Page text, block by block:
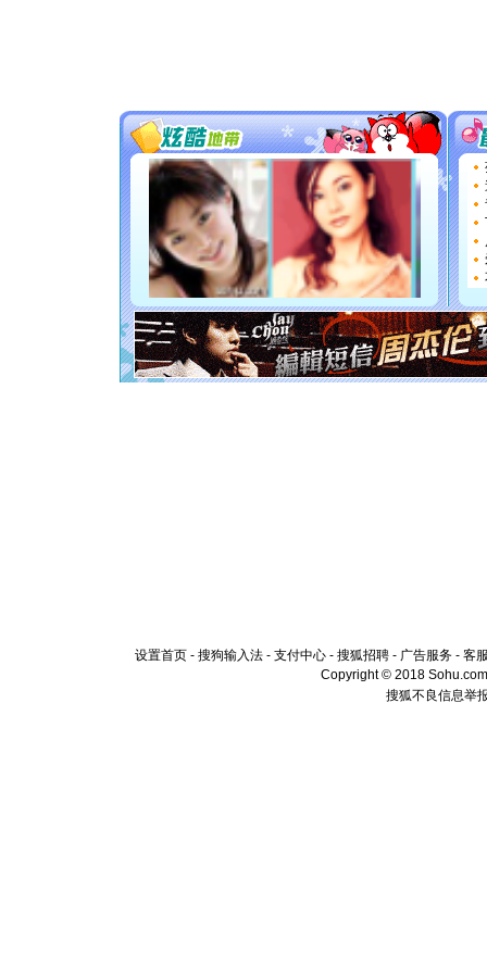
[元旦]看
断电。
你是我专
[元旦]
如
起；二
离。水
[元旦]
当
泣，这
卖了。
[春节]
风
颜！冬
道一声平
[春节]传
片叶子是
送你一棵
设置首页 - 搜狗输入法 - 支付中心 - 搜狐招聘 - 广告服务 - 客
Copyright © 2018
搜狐不良信息举